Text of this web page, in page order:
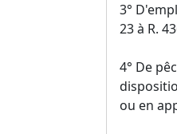
3°
23 à R.
4° De
ou en